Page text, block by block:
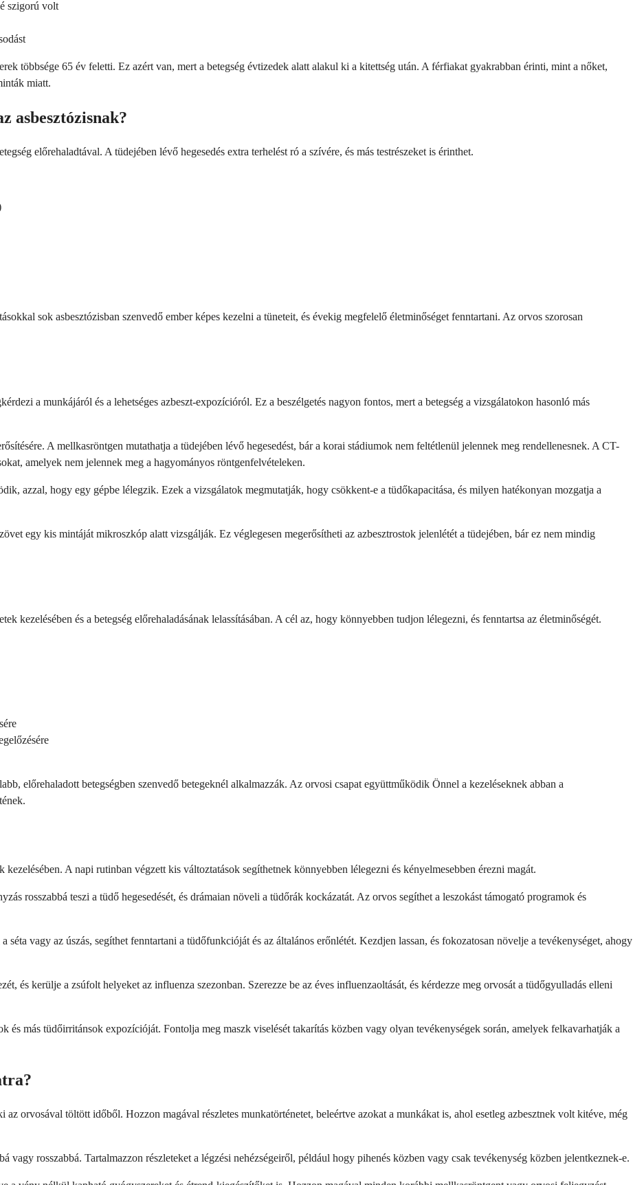
szigorú volt
többsége 65 év feletti. Ez azért van, mert a betegség évtizedek alatt alakul ki a kitettség után. A férfiakat gyakrabban érinti, mint a nőket,
miatt.
asbesztózisnak?
előrehaladtával. A tüdejében lévő hegesedés extra terhelést ró a szívére, és más testrészeket is érinthet.
sok asbesztózisban szenvedő ember képes kezelni a tüneteit, és évekig megfelelő életminőséget fenntartani. Az orvos szorosan
a munkájáról és a lehetséges azbeszt-expozícióról. Ez a beszélgetés nagyon fontos, mert a betegség a vizsgálatokon hasonló más
A mellkasröntgen mutathatja a tüdejében lévő hegesedést, bár a korai stádiumok nem feltétlenül jelennek meg rendellenesnek. A CT-
amelyek nem jelennek meg a hagyományos röntgenfelvételeken.
azzal, hogy egy gépbe lélegzik. Ezek a vizsgálatok megmutatják, hogy csökkent-e a tüdőkapacitása, és milyen hatékonyan mozgatja a
egy kis mintáját mikroszkóp alatt vizsgálják. Ez véglegesen megerősítheti az azbesztrostok jelenlétét a tüdejében, bár ez nem mindig
kezelésében és a betegség előrehaladásának lelassításában. A cél az, hogy könnyebben tudjon lélegezni, és fenntartsa az életminőségét.
előrehaladott betegségben szenvedő betegeknél alkalmazzák. Az orvosi csapat együttműködik Önnel a kezeléseknek abban a
A napi rutinban végzett kis változtatások segíthetnek könnyebben lélegezni és kényelmesebben érezni magát.
rosszabbá teszi a tüdő hegesedését, és drámaian növeli a tüdőrák kockázatát. Az orvos segíthet a leszokást támogató programok és
vagy az úszás, segíthet fenntartani a tüdőfunkcióját és az általános erőnlétét. Kezdjen lassan, és fokozatosan növelje a tevékenységet, ahogy
és kerülje a zsúfolt helyeket az influenza szezonban. Szerezze be az éves influenzaoltását, és kérdezze meg orvosát a tüdőgyulladás elleni
és más tüdőirritánsok expozícióját. Fontolja meg maszk viselését takarítás közben vagy olyan tevékenységek során, amelyek felkavarhatják a
orvosával töltött időből. Hozzon magával részletes munkatörténetet, beleértve azokat a munkákat is, ahol esetleg azbesztnek volt kitéve, még
vagy rosszabbá. Tartalmazzon részleteket a légzési nehézségeiről, például hogy pihenés közben vagy csak tevékenység közben jelentkeznek-e.